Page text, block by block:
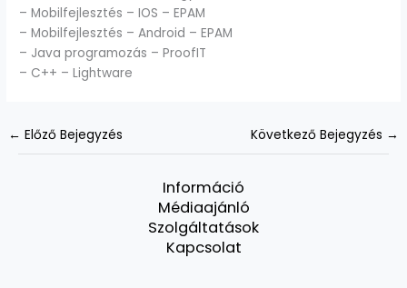
– Mobilfejlesztés – IOS – EPAM
– Mobilfejlesztés – Android – EPAM
– Java programozás – ProofIT
– C++ – Lightware
← Előző Bejegyzés Következő Bejegyzés →
Információ
Médiaajánló
Szolgáltatások
Kapcsolat